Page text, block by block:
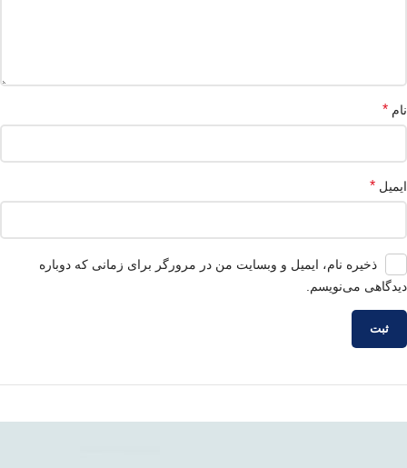
نام *
ایمیل *
ذخیره نام، ایمیل و وبسایت من در مرورگر برای زمانی که دوباره
دیدگاهی می‌نویسم.